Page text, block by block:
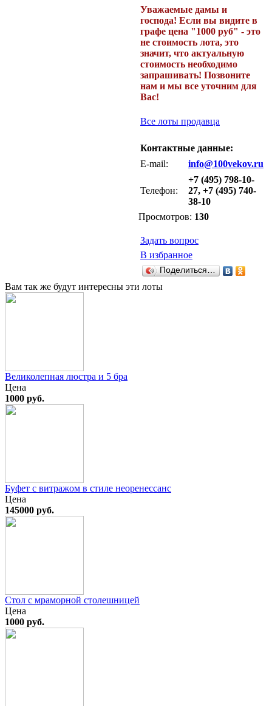
Уважаемые дамы и
господа! Если вы видите в
графе цена "1000 руб" - это
не стоимость лота, это
значит, что актуальную
стоимость необходимо
запрашивать! Позвоните
нам и мы все уточним для
Вас!
Все лоты продавца
Контактные данные:
E-mail:
info@100vekov.ru
Телефон:
+7 (495) 798-10-
27, +7 (495) 740-
38-10
Просмотров: 130
Задать вопрос
В избранное
Поделиться…
Вам так же будут интересны эти лоты
Великолепная люстра и 5 бра
Цена
1000 руб.
Буфет с витражом в стиле неоренессанс
Цена
145000 руб.
Стол с мраморной столешницей
Цена
1000 руб.